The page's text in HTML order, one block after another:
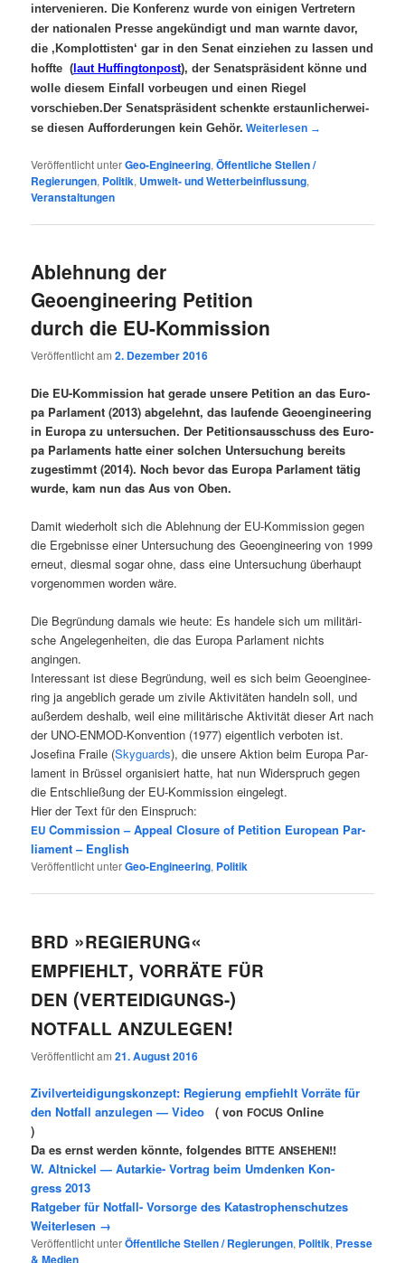
inter­ve­nie­ren. Die Kon­fe­renz wur­de von eini­gen Ver­tre­tern
der natio­na­len Pres­se ange­kün­digt und man warn­te davor,
die ‚Kom­plot­tis­ten‘ gar in den Senat ein­zie­hen zu las­sen und
hoff­te (laut Huf­fing­ton­post), der Senats­prä­si­dent kön­ne und
wol­le die­sem Ein­fall vor­beu­gen und einen Rie­gel
vorschieben.Der Senats­prä­si­dent schenk­te erstaun­li­cher­wei­
se die­sen Auf­for­de­run­gen kein Gehör. Wei­ter­le­sen →
Veröffentlicht unterGeo-Engineering,Öffentliche Stellen /
Regierungen, Politik, Umwelt- und Wetterbeinflussung,
Veranstaltungen
Ablehnung der
Geoengineering Petition
durch die EU-Kommission
Veröffentlicht am2. Dezember 2016
Die EU-Kom­mis­si­on hat gera­de unse­re Peti­ti­on an das Euro­
pa Par­la­ment (2013) abge­lehnt, das lau­fen­de Geo­en­gi­nee­ring
in Euro­pa zu unter­su­chen. Der Peti­ti­ons­aus­schuss des Euro­
pa Par­la­ments hat­te einer sol­chen Unter­su­chung bereits
zuge­stimmt (2014). Noch bevor das Euro­pa Par­la­ment tätig
wur­de, kam nun das Aus von Oben.
Damit wie­der­holt sich die Ableh­nung der EU-Kom­mis­si­on gegen
die Ergeb­nis­se einer Unter­su­chung des Geo­en­gi­nee­ring von 1999
erneut, dies­mal sogar ohne, dass eine Unter­su­chung über­haupt
vor­ge­nom­men wor­den wäre.
Die Begrün­dung damals wie heu­te: Es han­de­le sich um mili­tä­ri­
sche Ange­le­gen­hei­ten, die das Euro­pa Par­la­ment nichts
angingen.
Inter­es­sant ist die­se Begrün­dung, weil es sich beim Geo­en­gi­nee­
ring ja angeb­lich gera­de um zivi­le Akti­vi­tä­ten han­deln soll, und
außer­dem des­halb, weil eine mili­tä­ri­sche Akti­vi­tät die­ser Art nach
der UNO-ENMOD-Kon­ven­ti­on (1977) eigent­lich ver­bo­ten ist.
Jose­fi­na Frai­le (Sky­guards), die unse­re Akti­on beim Euro­pa Par­
la­ment in Brüs­sel orga­ni­siert hat­te, hat nun Wider­spruch gegen
die Ent­schlie­ßung der EU-Kom­mis­si­on eingelegt.
Hier der Text für den Ein­spruch:
EU Com­mis­si­on – Appeal Clo­sure of Peti­ti­on Euro­pean Par­
lia­ment – Eng­lish
Veröffentlicht unterGeo-Engineering, Politik
BRD »REGIERUNG«
EMPFIEHLT,VORRÄTE FÜR
DEN (VERTEIDIGUNGS-)
NOTFALL ANZULEGEN!
Veröffentlicht am21. August 2016
Zivil­ver­tei­di­gungs­kon­zept: Regie­rung emp­fiehlt Vor­rä­te für
den Not­fall anzu­le­gen — Video
( vonFOCUS Online
)
Da es ernst wer­den könn­te, fol­gen­des BITTE ANSEHEN!!
W. Alt­ni­ckel — Aut­ar­kie- Vor­trag beim Umden­ken Kon­
gress 2013
Rat­ge­ber für Not­fall- Vor­sor­ge des Katastrophenschutzes
Wei­ter­le­sen →
Veröffentlicht unterÖffentliche Stellen / Regierungen, Politik, Presse